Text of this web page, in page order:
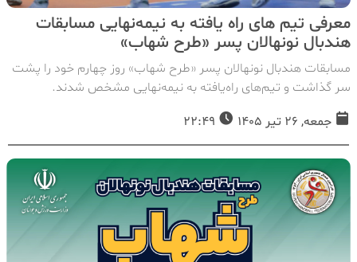
معرفی تیم های راه یافته به نیمه‌نهایی مسابقات
هندبال نونهالان پسر «طرح شهاب»
مسابقات هندبال نونهالان پسر «طرح شهاب» روز چهارم خود را پشت
سر گذاشت و تیم‌های راه‌یافته به نیمه‌نهایی مشخص شدند.
جمعه, 26 تیر 1405